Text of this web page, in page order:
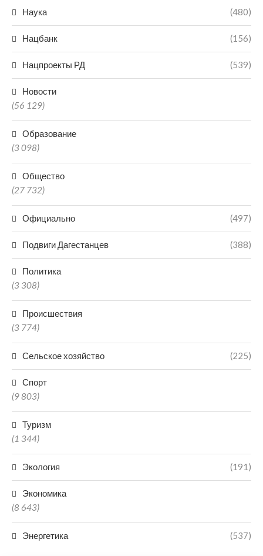
Наука (480)
Нацбанк (156)
Нацпроекты РД (539)
Новости
(56 129)
Образование
(3 098)
Общество
(27 732)
Официально (497)
Подвиги Дагестанцев (388)
Политика
(3 308)
Происшествия
(3 774)
Сельское хозяйство (225)
Спорт
(9 803)
Туризм
(1 344)
Экология (191)
Экономика
(8 643)
Энергетика (537)